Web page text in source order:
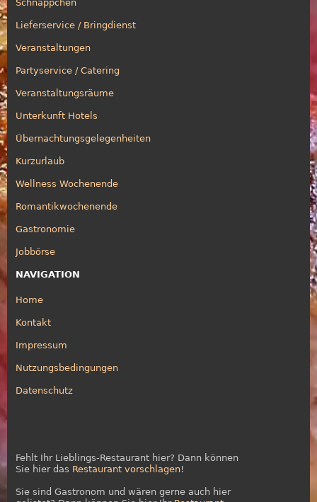
Schnäppchen
Lieferservice / Bringdienst
Veranstaltungen
Partyservice / Catering
Veranstaltungsräume
Unterkunft Hotels
Übernachtungsgelegenheiten
Kurzurlaub
Wellness Wochenende
Romantikwochenende
Gastronomie
Jobbörse
NAVIGATION
Home
Kontakt
Impressum
Nutzungsbedingungen
Datenschutz
Fehlt Ihr Lieblings-Restaurant hier? Dann können
Sie hier das Restaurant vorschlagen!
Sie sind Gastronom und wären gerne auch hier